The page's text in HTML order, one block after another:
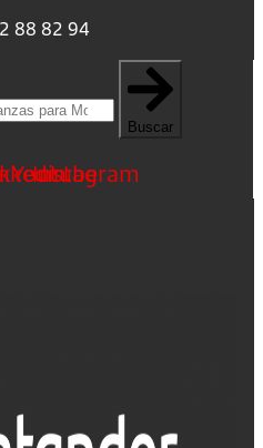
88 82 94
Buscar
Youtube
Instagram